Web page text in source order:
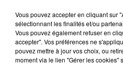
Bouches-du-
de deux
Vous pouvez accepter en cliquant sur
sélectionnant les finalités et/ou
Vous pouvez également refuser en
accepter". Vos préférences ne
pouvez mettre à jour vos choix, ou
moment via le lien "Gérer les cookies"